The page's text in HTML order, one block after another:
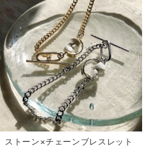
ストーン×チェーンブレスレット